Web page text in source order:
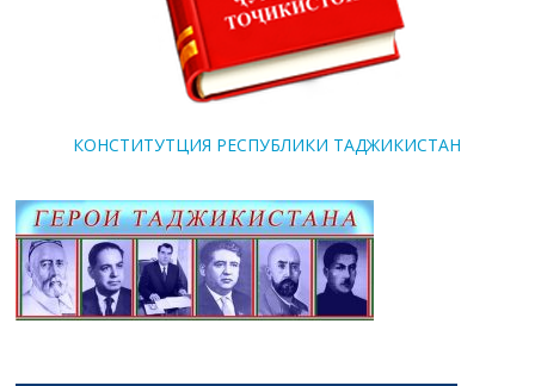
КОНСТИТУТЦИЯ РЕСПУБЛИКИ ТАДЖИКИСТАН